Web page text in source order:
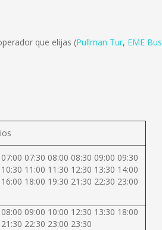
que elijas (Pullman Tur, EME Bus
07:30 08:00 08:30 09:00 09:30
11:00 11:30 12:30 13:30 14:00
18:00 19:30 21:30 22:30 23:00
09:00 10:00 12:30 13:30 18:00
22:30 23:00 23:30